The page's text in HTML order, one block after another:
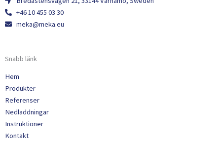
+46 10 455 03 30
meka@meka.eu
Snabb länk
Hem
Produkter
Referenser
Nedladdningar
Instruktioner
Kontakt